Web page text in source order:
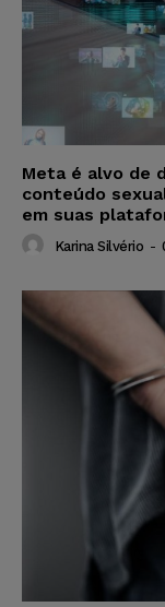
Meta é alvo de
conteúdo
em suas
Karina Silvério -